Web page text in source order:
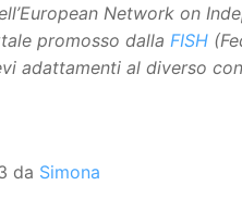
Network on
promosso dalla FISH
adattamenti al diverso
da Simona